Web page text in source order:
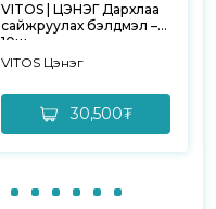
VITOS | ЦЭНЭГ Дархлаа
сайжруулах бэлдмэл –
10ш
VITOS Цэнэг
30,500₮